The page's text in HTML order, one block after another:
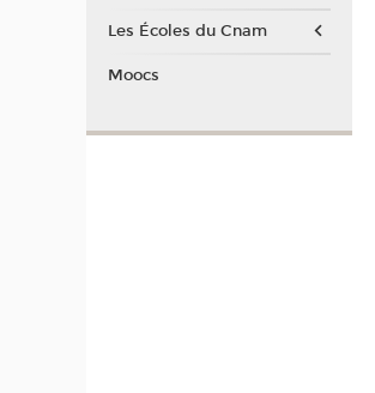
Les Écoles du Cnam
Moocs